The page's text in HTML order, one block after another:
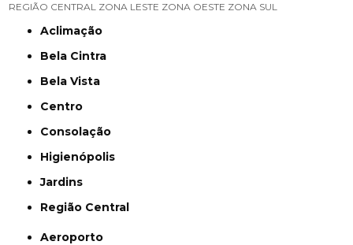
REGIÃO CENTRAL ZONA LESTE ZONA OESTE ZONA SUL
Aclimação
Bela Cintra
Bela Vista
Centro
Consolação
Higienópolis
Jardins
Região Central
Aeroporto